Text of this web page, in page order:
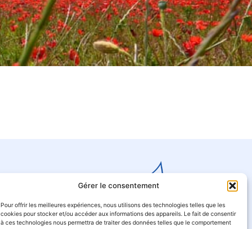
Gérer le consentement
Pour offrir les meilleures expériences, nous utilisons des technologies telles que les
cookies pour stocker et/ou accéder aux informations des appareils. Le fait de consentir
à ces technologies nous permettra de traiter des données telles que le comportement